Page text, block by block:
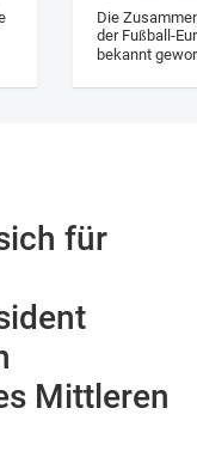
Die
der Fußball-
bekannt
für
Mittleren